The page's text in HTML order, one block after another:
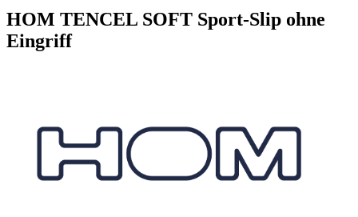
HOM TENCEL SOFT Sport-Slip ohne
Eingriff